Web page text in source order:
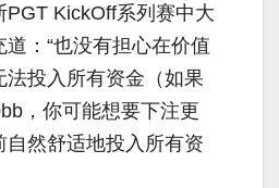
PGT KickOff系列赛中大
：“也没有担心在价值
法投入所有资金（如果
，你可能想要下注更
自然舒适地投入所有资